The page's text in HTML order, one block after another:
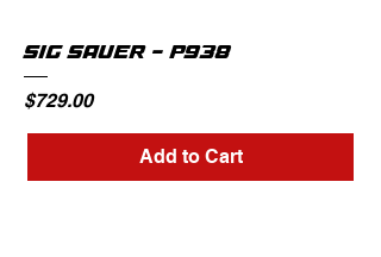
SIG SAUER - P938
Price
$729.00
Add to Cart